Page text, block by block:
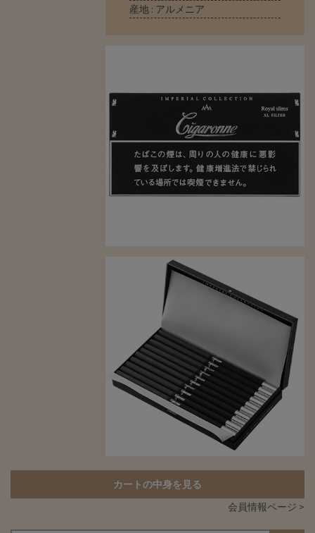
産地 : アルメニア
カートの中身を見る
会員情報ページ >